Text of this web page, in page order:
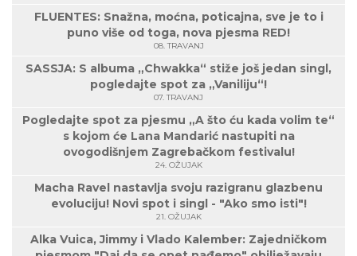
FLUENTES: Snažna, moćna, poticajna, sve je to i
puno više od toga, nova pjesma RED!
08. TRAVANJ
SASSJA: S albuma „Chwakka“ stiže još jedan singl,
pogledajte spot za „Vaniliju“!
07. TRAVANJ
Pogledajte spot za pjesmu „A što ću kada volim te“
s kojom će Lana Mandarić nastupiti na
ovogodišnjem Zagrebačkom festivalu!
24. OŽUJAK
Macha Ravel nastavlja svoju razigranu glazbenu
evoluciju! Novi spot i singl - "Ako smo isti"!
21. OŽUJAK
Alka Vuica, Jimmy i Vlado Kalember: Zajedničkom